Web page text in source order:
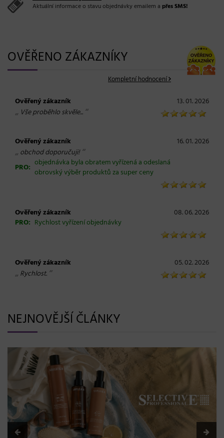
Aktuální informace o stavu objednávky emailem a přes SMS!
OVĚŘENO ZÁKAZNÍKY
Kompletní hodnocení
Ověřený zákazník 13. 01. 2026
„ Vše proběhlo skvěle... “
Ověřený zákazník 16. 01. 2026
„ obchod doporučuji!“
PRO: objednávka byla obratem vyřízená a odeslaná
obrovský výběr produktů za super ceny
Ověřený zákazník
08. 06. 2026
PRO: Rychlost vyřízení objednávky
Ověřený zákazník 05. 02. 2026
„ Rychlost. “
NEJNOVĚJŠÍ ČLÁNKY
BLONDME přichází s novou érou blond: lesk, glow efekt
a maximální péče bez kompromisů
08. 06. 2026